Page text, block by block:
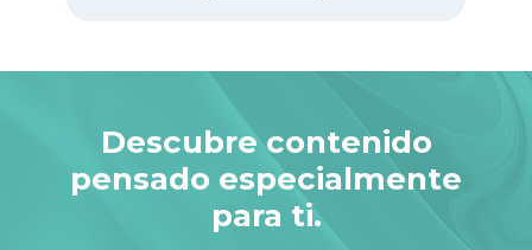
Descubre contenido
pensado especialmente
para ti.